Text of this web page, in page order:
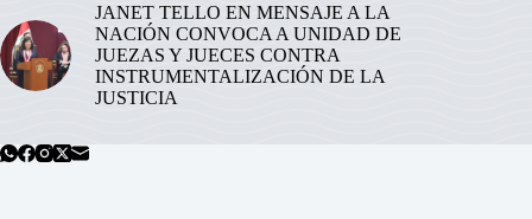
JANET TELLO EN MENSAJE A LA
NACIÓN CONVOCA A UNIDAD DE
JUEZAS Y JUECES CONTRA
INSTRUMENTALIZACIÓN DE LA
JUSTICIA